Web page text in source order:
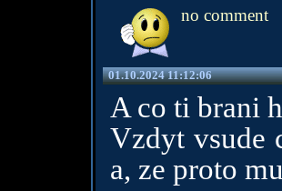
no comment
01.10.2024 11:12:06
A co ti brani
Vzdyt vsude
a, ze proto